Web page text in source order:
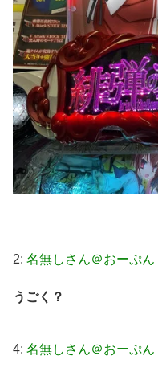
2: 名無しさん＠おーぷん
うごく？
4: 名無しさん＠おーぷん